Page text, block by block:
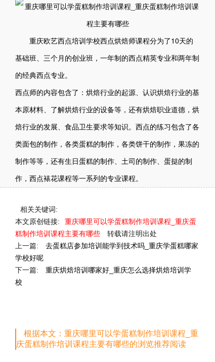
重庆欧艺西点培训学校西点烘焙师课程分为了10天的
基础班、三个月的创业班，一年制的西点精英专业和两年制
的经典西点专业。
西点师的内容包含了：烘焙行业的起源、认识烘焙行业的基
本原材料、了解烘焙行业的设备等，还有烘焙职业道德，烘
焙行业的发展、食品卫生要求等知识。西点的练习包含了各
类面包的制作，各类蛋糕的制作，各类饼干的制作，果冻的
制作等等，还有生日蛋糕的制作、土司的制作、蛋挞的制
作，西点裱花课程等一系列的专业课程。
相关关键词:
本文原创链接:
重庆哪里可以学蛋糕制作培训课程_重庆蛋
糕制作培训课程主要有哪些
转载请注明出处
上一篇:
去蛋糕店参加培训能学到技术吗_重庆学蛋糕哪家
学校好呢
下一篇:
重庆烘焙培训哪家好_重庆怎么选择烘焙培训学
校
根据本文：重庆哪里可以学蛋糕制作培训课程_重
庆蛋糕制作培训课程主要有哪些的浏览推荐阅读